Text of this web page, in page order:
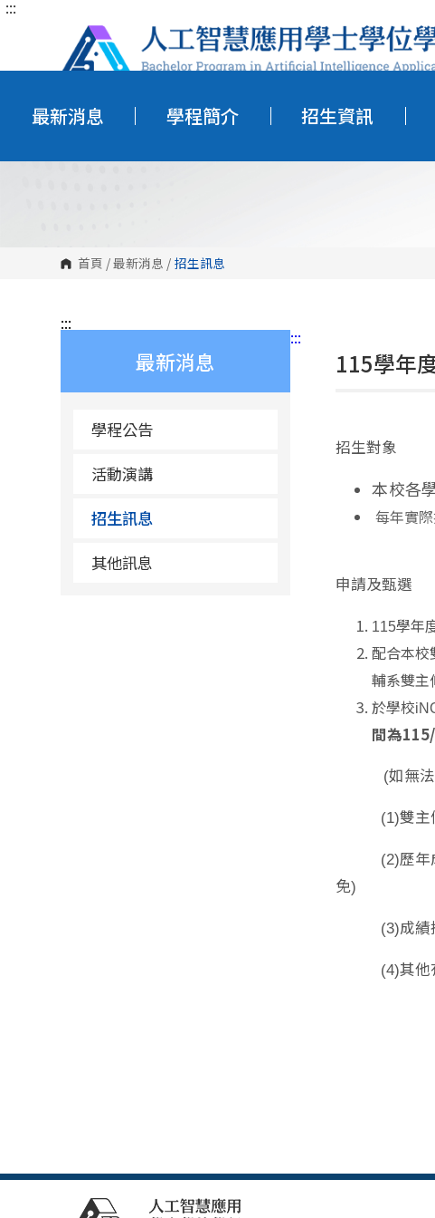
跳
內
:::
最新消息 學程簡介 招生資訊
首頁 /最新消息 / 招生訊息
:::
最新消息
學程公告
活動演講
招生訊息
其他訊息
:::
115學年
招生對象
本校各
每年實
申請及甄選
115學年
配合本校
輔系雙主
於學校
間為
(如無
(1)雙主修
(2)歷年成績
免)
(3)成績排
(4)其他有助